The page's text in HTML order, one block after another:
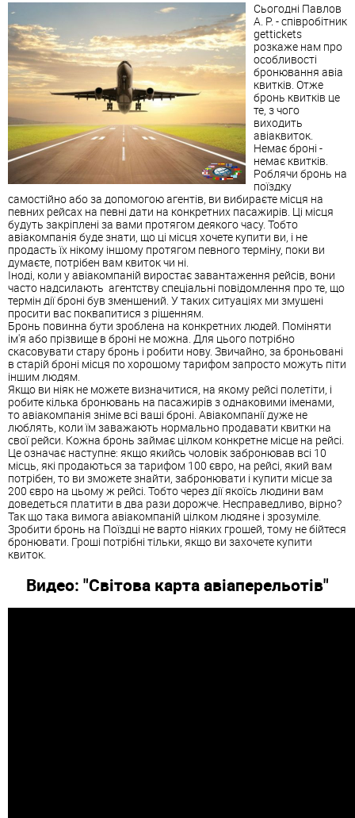
Сьогодні Павлов
А. Р. - співробітник
gettickets
розкаже нам про
особливості
бронювання авіа
квитків. Отже
бронь квитків це
те, з чого
виходить
авіаквиток.
Немає броні -
немає квитків.
Роблячи бронь на
поїздку
самостійно або за допомогою агентів, ви вибираєте місця на
певних рейсах на певні дати на конкретних пасажирів. Ці місця
будуть закріплені за вами протягом деякого часу. Тобто
авіакомпанія буде знати, що ці місця хочете купити ви, і не
продасть їх нікому іншому протягом певного терміну, поки ви
думаєте, потрібен вам квиток чи ні.
Іноді, коли у авіакомпаній виростає завантаження рейсів, вони
часто надсилають агентству спеціальні повідомлення про те, що
термін дії броні був зменшений. У таких ситуаціях ми змушені
просити вас поквапитися з рішенням.
Бронь повинна бути зроблена на конкретних людей. Поміняти
ім'я або прізвище в броні не можна. Для цього потрібно
скасовувати стару бронь і робити нову. Звичайно, за броньовані
в старій броні місця по хорошому тарифом запросто можуть піти
іншим людям.
Якщо ви ніяк не можете визначитися, на якому рейсі полетіти, і
робите кілька бронювань на пасажирів з однаковими іменами,
то авіакомпанія зніме всі ваші броні. Авіакомпанії дуже не
люблять, коли їм заважають нормально продавати квитки на
свої рейси. Кожна бронь займає цілком конкретне місце на рейсі.
Це означає наступне: якщо якийсь чоловік забронював всі 10
місць, які продаються за тарифом 100 євро, на рейсі, який вам
потрібен, то ви зможете знайти, забронювати і купити місце за
200 євро на цьому ж рейсі. Тобто через дії якоїсь людини вам
доведеться платити в два рази дорожче. Несправедливо, вірно?
Так що така вимога авіакомпаній цілком людяне і зрозуміле.
Зробити бронь на Поїздці не варто ніяких грошей, тому не бійтеся
бронювати. Гроші потрібні тільки, якщо ви захочете купити
квиток.
Видео: "Світова карта авіаперельотів"